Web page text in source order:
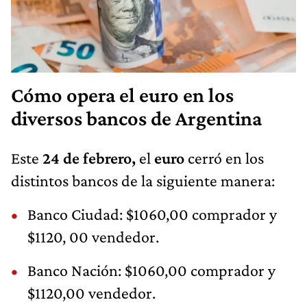
Cómo opera el euro en los
diversos bancos de Argentina
Este 24 de febrero, el euro cerró en los
distintos bancos de la siguiente manera:
Banco Ciudad: $1060,00 comprador y
$1120, 00 vendedor.
Banco Nación: $1060,00 comprador y
$1120,00 vendedor.